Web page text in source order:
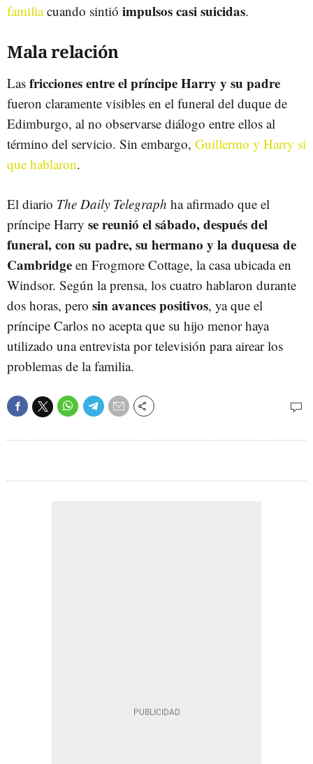
familiacuando sintió impulsos casi suicidas.
Mala relación
Las fricciones entre el príncipe Harry y su padre
fueron claramente visibles en el funeral del duque de
Edimburgo, al no observarse diálogo entre ellos al
término del servicio. Sin embargo, Guillermo y Harry sí
que hablaron.
El diario The Daily Telegraph ha afirmado que el
príncipe Harry se reunió el sábado, después del
funeral, con su padre, su hermano y la duquesa de
Cambridge en Frogmore Cottage, la casa ubicada en
Windsor. Según la prensa, los cuatro hablaron durante
dos horas, pero sin avances positivos, ya que el
príncipe Carlos no acepta que su hijo menor haya
utilizado una entrevista por televisión para airear los
problemas de la familia.